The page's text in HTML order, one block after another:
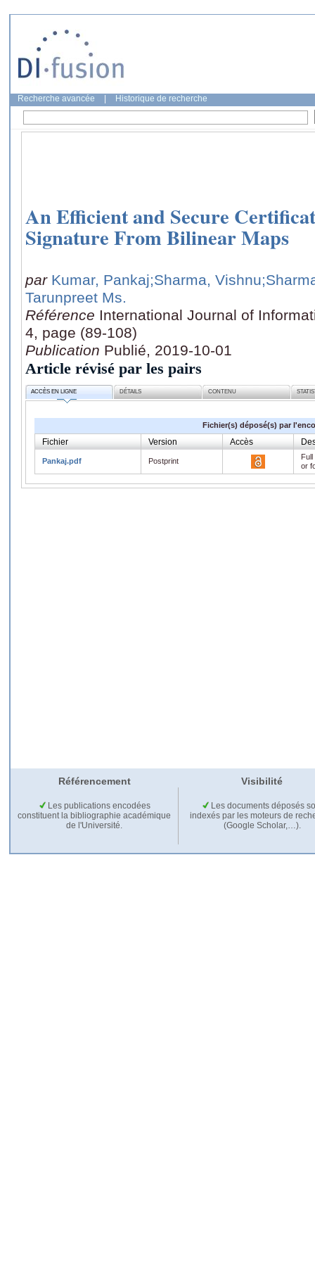
Recherche avancée Historique de recherche
An Efficient and Secure
Signature From Bilinear Maps
par Kumar, Pankaj;Sharma, Vishnu
Tarunpreet Ms.
Référence International Journal of
4, page (89-108)
Publication Publié, 2019-10-01
Article révisé par les pairs
ACCÈS EN LIGNE DÉTAILS CONTENU
Fichier(s) déposé(s) par
Fichier Version Accès
Pankaj.pdf Postprint
or
Référencement Visibilité
Les publications encodées
constituent la bibliographie académique
de l'Université.
Les documents déposés
indexés par les moteurs de
(Google Scholar,…).